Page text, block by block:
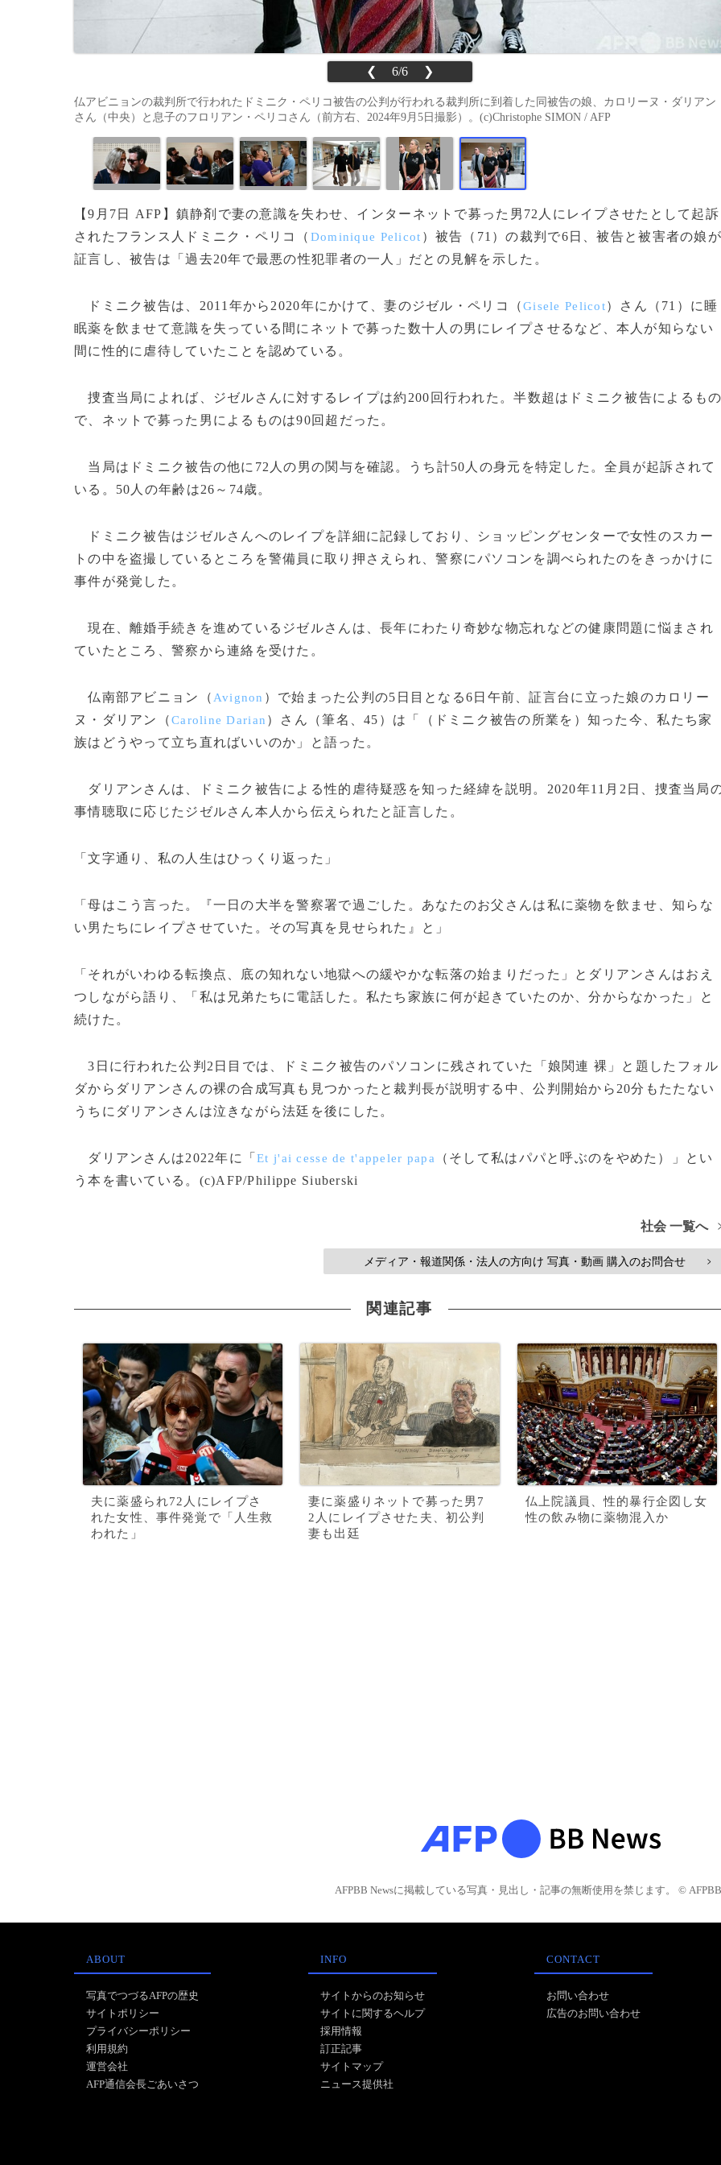
❮ 6/6 ❯
仏アビニョンの裁判所で行われたドミニク・ペリコ被告の公判が行われる裁判所に到着した同被告の娘、カロリーヌ・ダリアン
さん（中央）と息子のフロリアン・ペリコさん（前方右、2024年9月5日撮影）。(c)Christophe SIMON / AFP
【9月7日 AFP】鎮静剤で妻の意識を失わせ、インターネットで募った男72人にレイプさせたとして起訴
されたフランス人ドミニク・ペリコ（ Dominique Pelicot ）被告（71）の裁判で6日、被告と被害者の娘が
証言し、被告は「過去20年で最悪の性犯罪者の一人」だとの見解を示した。
ドミニク被告は、2011年から2020年にかけて、妻のジゼル・ペリコ（Gisele Pelicot）さん（71）に睡
眠薬を飲ませて意識を失っている間にネットで募った数十人の男にレイプさせるなど、本人が知らない
間に性的に虐待していたことを認めている。
捜査当局によれば、ジゼルさんに対するレイプは約200回行われた。半数超はドミニク被告によるも
で、ネットで募った男によるものは90回超だった。
当局はドミニク被告の他に72人の男の関与を確認。うち計50人の身元を特定した。全員が起訴されて
いる。50人の年齢は26～74歳。
ドミニク被告はジゼルさんへのレイプを詳細に記録しており、ショッピングセンターで女性のスカー
トの中を盗撮しているところを警備員に取り押さえられ、警察にパソコンを調べられたのをきっかけに
事件が発覚した。
現在、離婚手続きを進めているジゼルさんは、長年にわたり奇妙な物忘れなどの健康問題に悩まされ
ていたところ、警察から連絡を受けた。
仏南部アビニョン（ Avignon ）で始まった公判の5日目となる6日午前、証言台に立った娘のカロリー
ヌ・ダリアン（Caroline Darian ）さん（筆名、45）は「（ドミニク被告の所業を）知った今、私たち家
族はどうやって立ち直ればいいのか」と語った。
ダリアンさんは、ドミニク被告による性的虐待疑惑を知った経緯を説明。2020年11月2日、捜査当局
事情聴取に応じたジゼルさん本人から伝えられたと証言した。
「文字通り、私の人生はひっくり返った」
「母はこう言った。『一日の大半を警察署で過ごした。あなたのお父さんは私に薬物を飲ませ、知らな
い男たちにレイプさせていた。その写真を見せられた』と」
「それがいわゆる転換点、底の知れない地獄への緩やかな転落の始まりだった」とダリアンさんはおえ
つしながら語り、「私は兄弟たちに電話した。私たち家族に何が起きていたのか、分からなかった」と
続けた。
3日に行われた公判2日目では、ドミニク被告のパソコンに残されていた「娘関連 裸」と題したフォル
ダからダリアンさんの裸の合成写真も見つかったと裁判長が説明する中、公判開始から20分もたたない
うちにダリアンさんは泣きながら法廷を後にした。
ダリアンさんは2022年に「Et j'ai cesse de t'appeler papa
（そして私はパパと呼ぶのをやめた）」とい
う本を書いている。(c)AFP/Philippe Siuberski
社会 一覧へ
メディア・報道関係・法人の方向け 写真・動画 購入のお問合せ >
関連記事
夫に薬盛られ72人にレイプさ
れた女性、事件発覚で「人生救
われた」
妻に薬盛りネットで募った男7
2人にレイプさせた夫、初公判
妻も出廷
仏上院議員、性的暴行企図し女
性の飲み物に薬物混入か
AFPBB Newsに掲載している写真・見出し・記事の無断使用を禁じます。 © AFPBB
ABOUT
写真でつづるAFPの歴史
サイトポリシー
プライバシーポリシー
利用規約
運営会社
AFP通信会長ごあいさつ
INFO
サイトからのお知らせ
サイトに関するヘルプ
採用情報
訂正記事
サイトマップ
ニュース提供社
CONTACT
お問い合わせ
広告のお問い合わせ